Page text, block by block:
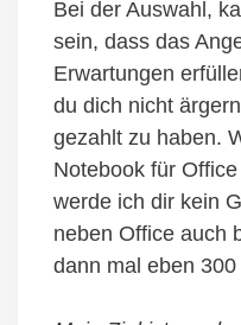
Bei der Auswahl,
sein, dass das
Erwartungen
du dich nicht
gezahlt zu haben.
Notebook für
werde ich dir kein
neben Office auch
dann mal eben